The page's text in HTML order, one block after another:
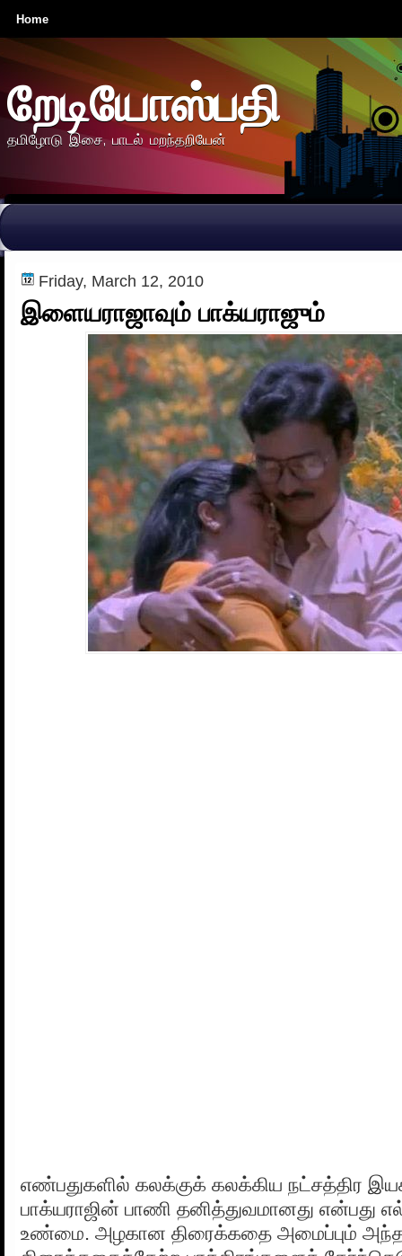
Home
றேடியோஸ்பதி
தமிழோடு இசை, பாடல் மறந்தறியேன்
Friday, March 12, 2010
இளையராஜாவும் பாக்யராஜும்
எண்பதுகளில் கலக்குக் கலக்கிய நட்சத்திர
பாக்யராஜின் பாணி தனித்துவமானது என்பது
உண்மை. அழகான திரைக்கதை அமைப்பும்